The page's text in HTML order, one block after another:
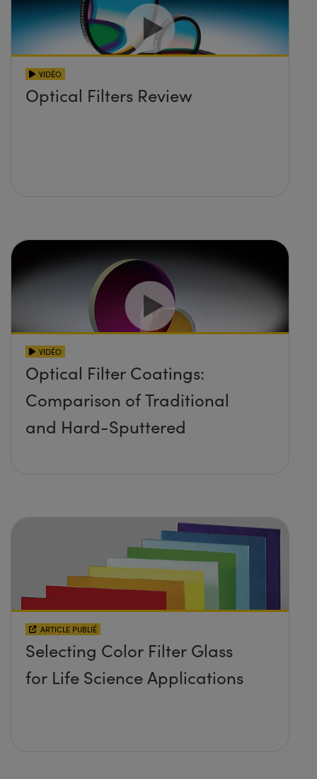
VIDÉO
Optical Filters Review
VIDÉO
Optical Filter Coatings:
Comparison of Traditional
and Hard-Sputtered
ARTICLE PUBLIÉ
Selecting Color Filter Glass
for Life Science Applications